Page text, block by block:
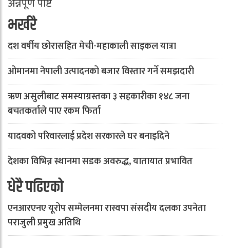
भर्खरै
दश वर्षीय छोरासहित मेची-महाकाली साइकल यात्रा
ओमानमा नेपाली उत्पादनको बजार विस्तार गर्ने समझदारी
ऋण असुलीबाट समस्याग्रस्तका ३ सहकारीका १४८ जना
बचतकर्ताले पाए रकम फिर्ता
यादवको परिवारलाई प्रदेश सरकारले घर बनाइदिने
देशका विभिन्न स्थानमा सडक अवरुद्ध, यातायात प्रभावित
धेरै पढिएको
एनआरएनए यूरोप सम्मेलनमा रास्वपा संसदीय दलका उपनेता
पराजुली प्रमुख अतिथि